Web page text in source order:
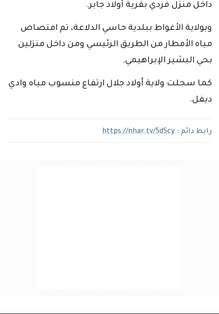
داخل منزل فردي بقرية أولاد جابر.
وبولاية الأغواط ببلدية حاسي الدلاعة، تم امتصاص
مياه الأمطار من الطريق الرئيسي ومن داخل منزلين
بحي البشير الإبراهيمي.
كما سجلت ولاية أولاد جلال ارتفاع منسوب مياه وادي
ديفل.
رابط دائم : https://nhar.tv/5dScy